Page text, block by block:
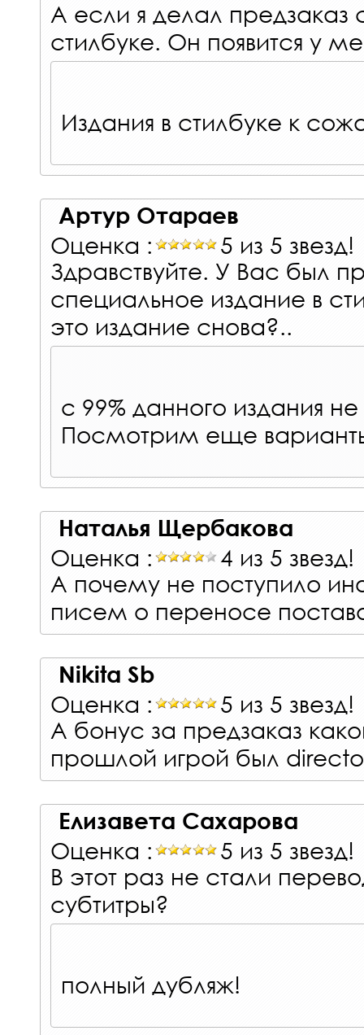
А если я делал предзаказ
стилбуке. Он появится у
Издания в стилбуке к
Артур Отараев
Оценка :
5 из 5 звезд!
Здравствуйте. У Вас был
специальное издание в
это издание снова?..
с 99% данного издания
Посмотрим еще
Наталья Щербакова
Оценка :
4 из 5 звезд!
А почему не поступило
писем о переносе
Nikita Sb
Оценка :
5 из 5 звезд!
А бонус за предзаказ
прошлой игрой был
Елизавета Сахарова
Оценка :
5 из 5 звезд!
В этот раз не стали
субтитры?
полный дубляж!